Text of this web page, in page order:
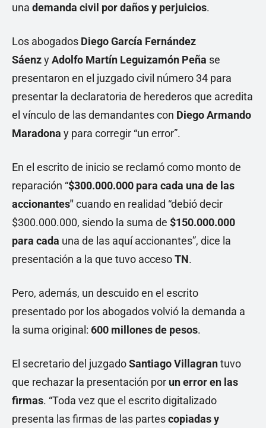
una demanda civil por daños y perjuicios.
Los abogados Diego García Fernández
SáenzyAdolfo Martín Leguizamón Peña se
presentaron en el juzgado civil número 34 para
presentar la declaratoria de herederos que acredita
el vínculo de las demandantes con Diego Armando
Maradona y para corregir “un error”.
En el escrito de inicio se reclamó como monto de
reparación “$300.000.000 para cada una de las
accionantes"cuando en realidad “debió decir
$300.000.000, siendo la suma de $150.000.000
para cada una de las aquí accionantes”, dice la
presentación a la que tuvo accesoTN.
Pero, además, un descuido en el escrito
presentado por los abogados volvió la demanda a
la suma original: 600 millones de pesos.
El secretario del juzgadoSantiago Villagrantuvo
que rechazar la presentación por un error en las
firmas. “Toda vez que el escrito digitalizado
presenta las firmas de las partescopiadas y